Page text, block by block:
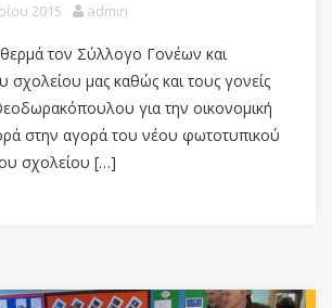
2015 admin
τον Σύλλογο Γονέων και
μας καθώς και τους γονείς
για την οικονομική
στην αγορά του νέου φωτοτυπικού
σχολείου […]